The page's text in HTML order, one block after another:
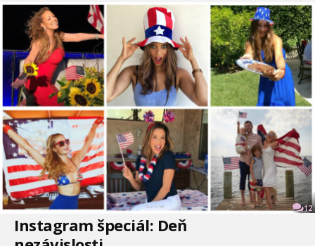
12
Instagram špeciál: Deň